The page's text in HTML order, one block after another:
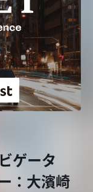
ゲータ
：大濱崎